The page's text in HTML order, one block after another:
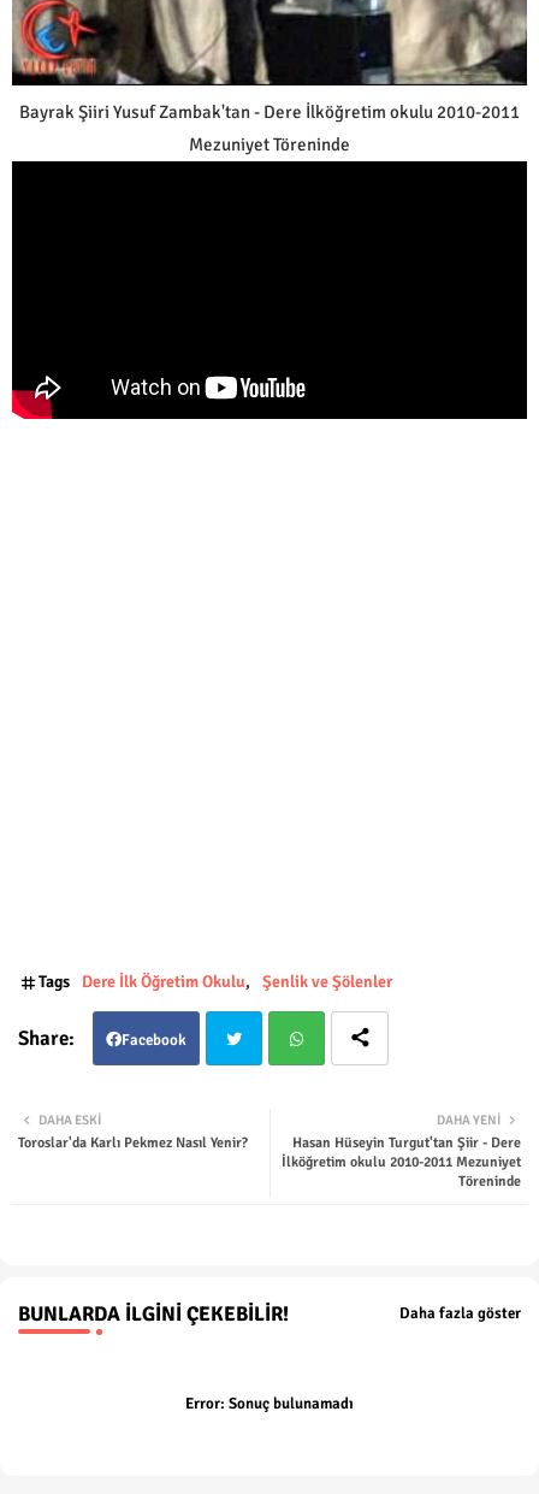
Bayrak Şiiri Yusuf Zambak'tan - Dere İlköğretim okulu 2010-2011
Mezuniyet Töreninde
Tags Dere İlk Öğretim Okulu Şenlik ve Şölenler
Facebook
ter tsap
DAHA YENI
Hasan Hüseyin Turgut'tan Şiir - Dere
İlköğretim okulu 2010-2011 Mezuniyet
Töreninde
DAHA ESKI
Toroslar'da Karlı Pekmez Nasıl Yenir?
BUNLARDA İLGINI ÇEKEBILIR! Daha fazla göster
Error: Sonuç bulunamadı